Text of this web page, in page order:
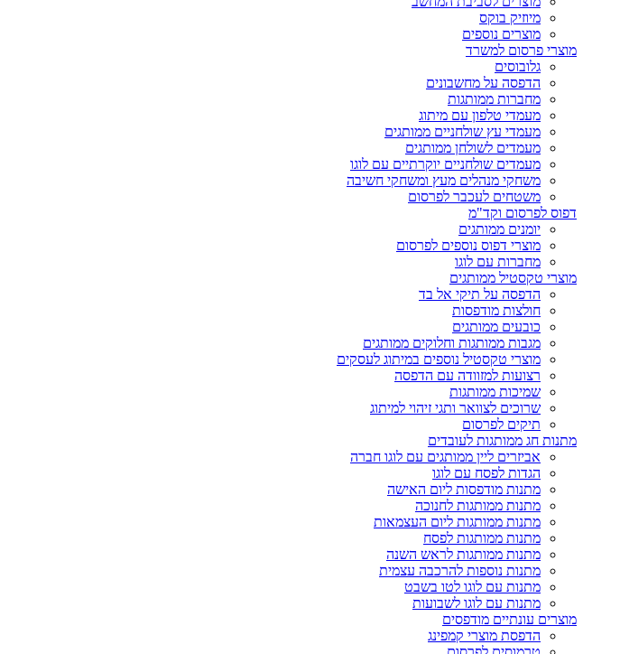
מיוזיק בוקס
מוצרים נוספים
מוצרי פרסום למשרד
גלובוסים
הדפסה על מחשבונים
מחברות ממותגות
מעמדי טלפון עם מיתוג
מעמדי עץ שולחניים ממותגים
מעמדים לשולחן ממותגים
מעמדים שולחניים יוקרתיים עם לוגו
משחקי מנהלים מעץ ומשחקי חשיבה
משטחים לעכבר לפרסום
דפוס לפרסום וקד"מ
יומנים ממותגים
מוצרי דפוס נוספים לפרסום
מחברות עם לוגו
מוצרי טקסטיל ממותגים
הדפסה על תיקי אל בד
חולצות מודפסות
כובעים ממותגים
מגבות ממותגות וחלוקים ממותגים
מוצרי טקסטיל נוספים במיתוג לעסקים
רצועות למזוודה עם הדפסה
שמיכות ממותגות
שרוכים לצוואר ותגי זיהוי למיתוג
תיקים לפרסום
מתנות חג ממותגות לעובדים
אביזרים ליין ממותגים עם לוגו חברה
הגדות לפסח עם לוגו
מתנות מודפסות ליום האישה
מתנות ממותגות לחנוכה
מתנות ממותגות ליום העצמאות
מתנות ממותגות לפסח
מתנות ממותגות לראש השנה
מתנות נוספות להרכבה עצמית
מתנות עם לוגו לטו בשבט
מתנות עם לוגו לשבועות
מוצרים עונתיים מודפסים
הדפסת מוצרי קמפינג